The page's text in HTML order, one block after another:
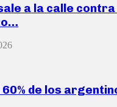
a la calle contra
60% de los